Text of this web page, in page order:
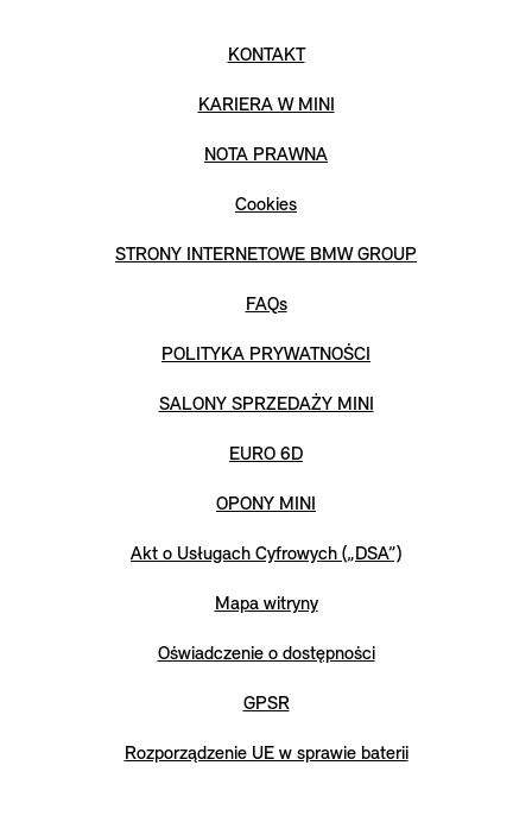
KONTAKT
KARIERA W MINI
NOTA PRAWNA
Cookies
STRONY INTERNETOWE BMW GROUP
FAQs
POLITYKA PRYWATNOŚCI
SALONY SPRZEDAŻY MINI
EURO 6D
OPONY MINI
Akt o Usługach Cyfrowych („DSA”)
Mapa witryny
Oświadczenie o dostępności
GPSR
Rozporządzenie UE w sprawie baterii